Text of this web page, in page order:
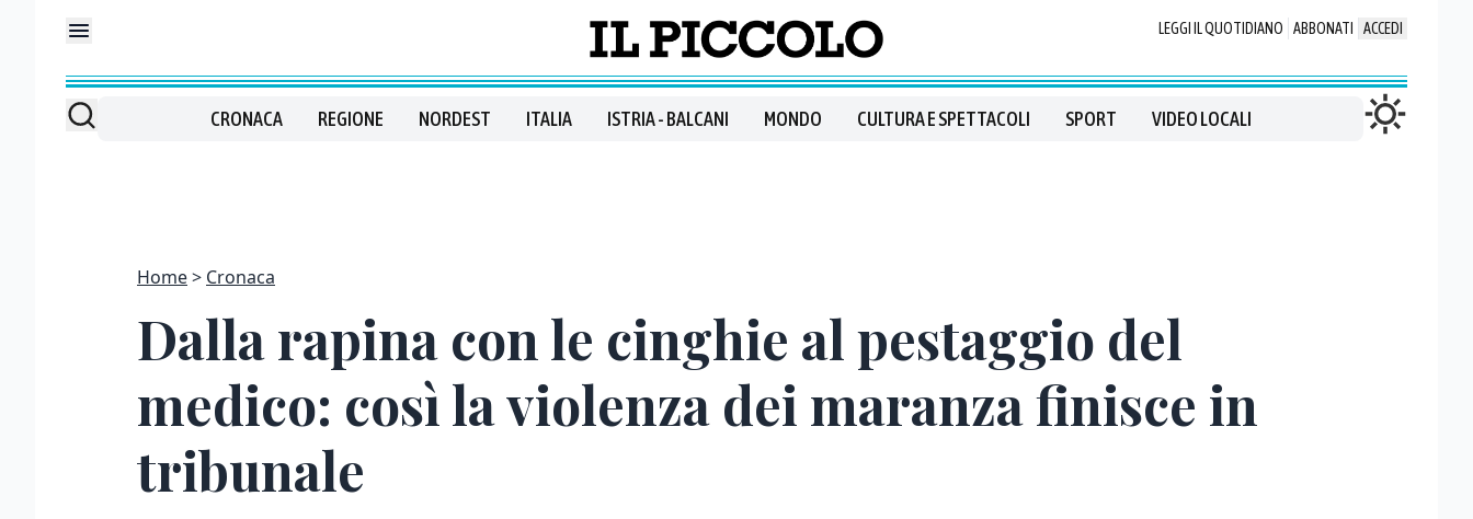
LEGGI IL QUOTIDIANO ABBONATI ACCEDI
CRONACA REGIONE NORDEST ITALIA ISTRIA - BALCANI MONDO CULTURA E SPETTACOLI SPORT VIDEO LOCALI
Home Cronaca
Dalla rapina con le cinghie al pestaggio del
medico: così la violenza dei maranza finisce in
tribunale